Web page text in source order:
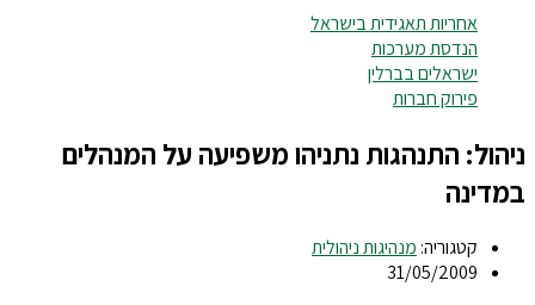
אחריות תאגידית בישראל
הנדסת מערכות
ישראלים בברלין
פירוק חברות
ניהול: התנהגות נתניהו משפיעה על המנהלים
במדינה
קטגוריה: מנהיגות ניהולית
31/05/2009